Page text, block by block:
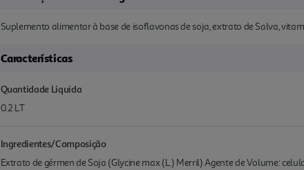
Suplemento alimentar à base de isoflavonas de soja, extrato de Salva,
Características
Quantidade Liquida
0.2 LT
Ingredientes/Composição
Extrato de gérmen de Soja (Glycine max (L.) Merril) Agente de Volume: